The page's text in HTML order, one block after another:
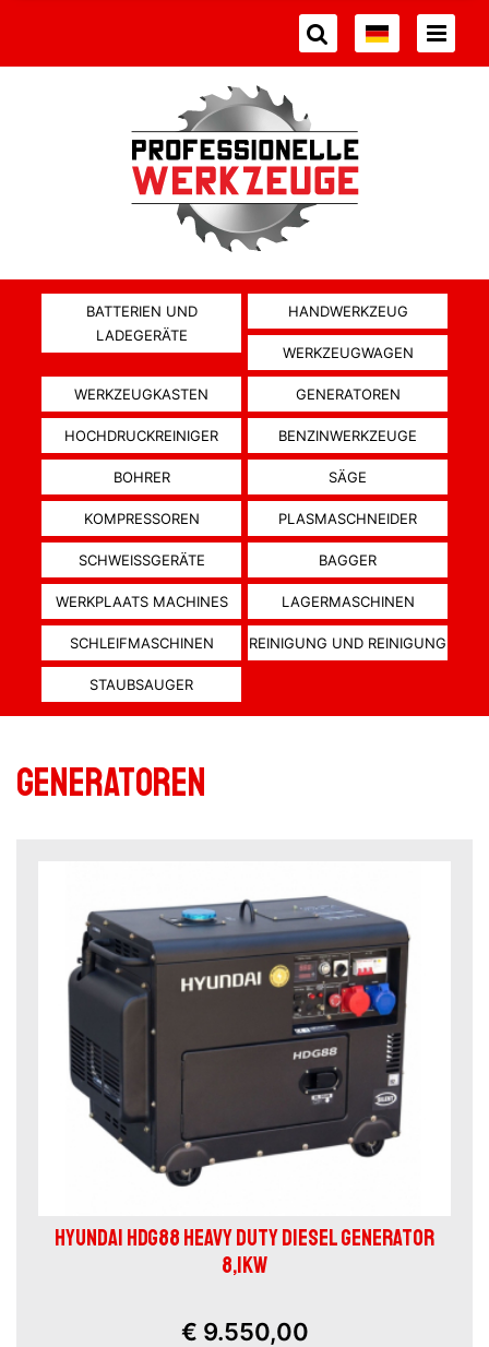
BATTERIEN UND
LADEGERÄTE
HANDWERKZEUG
WERKZEUGWAGEN
WERKZEUGKASTEN GENERATOREN
HOCHDRUCKREINIGER BENZINWERKZEUGE
BOHRER SÄGE
KOMPRESSOREN PLASMASCHNEIDER
SCHWEISSGERÄTE BAGGER
WERKPLAATS MACHINES LAGERMASCHINEN
SCHLEIFMASCHINEN REINIGUNG UND REINIGUNG
STAUBSAUGER
Generatoren
HYUNDAI HDG88 HEAVY DUTY DIESEL GENERATOR
8,1KW
€ 9.550,00